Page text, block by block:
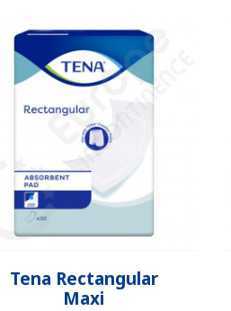
Tena Rectangular
Maxi